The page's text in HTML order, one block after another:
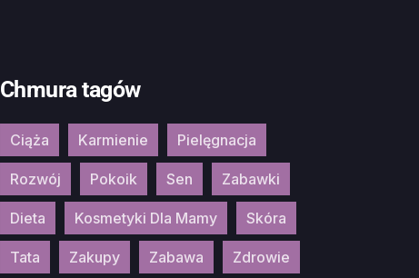
Chmura tagów
Ciąża Karmienie Pielęgnacja
Rozwój Pokoik Sen Zabawki
Dieta Kosmetyki Dla Mamy Skóra
Tata Zakupy Zabawa Zdrowie